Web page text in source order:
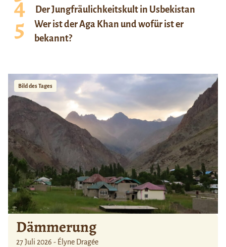
Der Jungfräulichkeitskult in Usbekistan
Wer ist der Aga Khan und wofür ist er
bekannt?
Bild des Tages
Dämmerung
27 Juli 2026 - Élyne Dragée